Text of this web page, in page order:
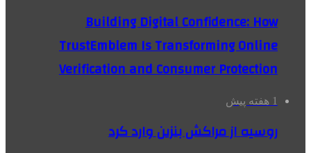
Building Digital Confidence: How
TrustEmblem Is Transforming Online
Verification and Consumer Protection
1 هفته پیش
روسیه از مراکش بنزین وارد کرد